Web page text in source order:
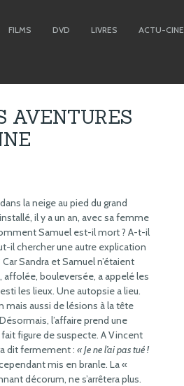
FILMS DVD LIVRES ACTU-CINE
AVENTURES
la neige au pied du grand
il y a un an, avec sa femme
Samuel est-il mort ? A-t-il
il chercher une autre explication
Car Sandra et Samuel n’étaient
affolée, bouleversée, a appelé les
les lieux. Une autopsie a lieu.
mais aussi de lésions à la tête
l’affaire prend une
figure de suspecte. A Vincent
dit fermement : « Je ne l’ai pas tué !
mis en branle. La «
décorum, ne s’arrêtera plus.